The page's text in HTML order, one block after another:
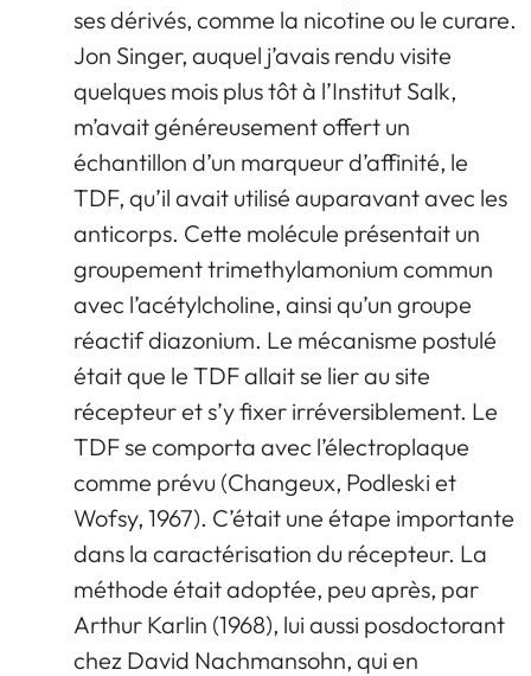
ses dérivés, comme la nicotine ou le curare.
Jon Singer, auquel j’avais rendu visite
quelques mois plus tôt à l’Institut Salk,
m’avait généreusement offert un
échantillon d’un marqueur d’affinité, le
TDF, qu’il avait utilisé auparavant avec les
anticorps. Cette molécule présentait un
groupement trimethylamonium commun
avec l’acétylcholine, ainsi qu’un groupe
réactif diazonium. Le mécanisme postulé
était que le TDF allait se lier au site
récepteur et s’y fixer irréversiblement. Le
TDF se comporta avec l’électroplaque
comme prévu (Changeux, Podleski et
Wofsy, 1967). C’était une étape importante
dans la caractérisation du récepteur. La
méthode était adoptée, peu après, par
Arthur Karlin (1968), lui aussi posdoctorant
chez David Nachmansohn, qui en